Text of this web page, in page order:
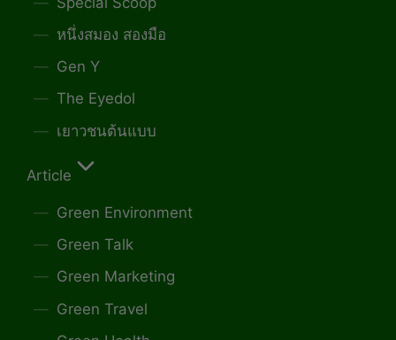
หนึ่งสมอง สองมือ
Gen Y
The Eyedol
เยาวชนต้นแบบ
Article
Green Environment
Green Talk
Green Marketing
Green Travel